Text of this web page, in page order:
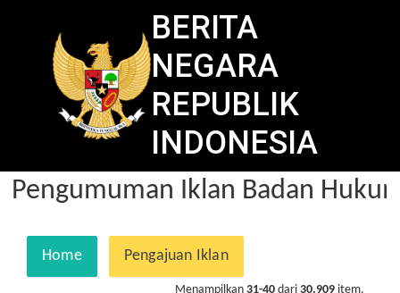
BERITA
NEGARA
REPUBLIK
INDONESIA
Pengumuman Iklan Badan
Home Pengajuan Iklan
Menampilkan 31-40 dari 30.909 item.